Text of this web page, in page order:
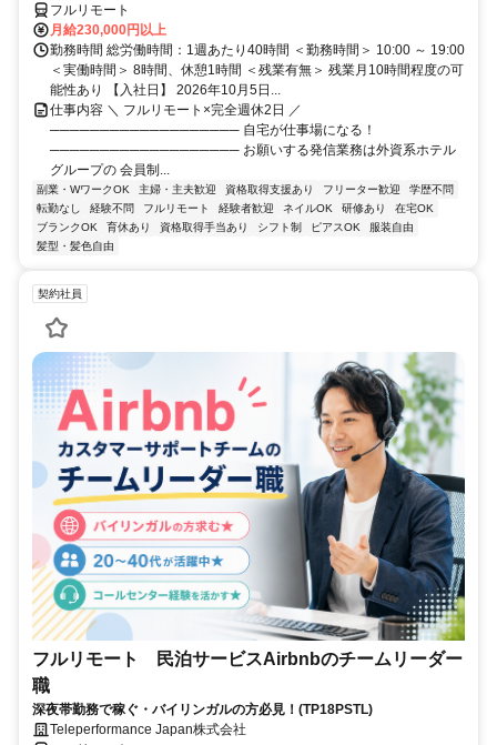
フルリモート
月給230,000円以上
勤務時間 総労働時間：1週あたり40時間 ＜勤務時間＞ 10:00 ～ 19:00
＜実働時間＞ 8時間、休憩1時間 ＜残業有無＞ 残業月10時間程度の可
能性あり 【入社日】 2026年10月5日...
仕事内容 ＼ フルリモート×完全週休2日 ／
─────────────────── 自宅が仕事場になる！
─────────────────── お願いする発信業務は外資系ホテル
グループの 会員制...
副業・WワークOK 主婦・主夫歓迎 資格取得支援あり フリーター歓迎
学歴不問
転勤なし
経験不問 フルリモート 経験者歓迎 ネイルOK 研修あり
在宅OK
ブランクOK
育休あり 資格取得手当あり シフト制 ピアスOK
服装自由
髪型・髪色自由
契約社員
フルリモート 民泊サービスAirbnbのチームリーダー
職
深夜帯勤務で稼ぐ・バイリンガルの方必見！(TP18PSTL)
Teleperformance Japan株式会社